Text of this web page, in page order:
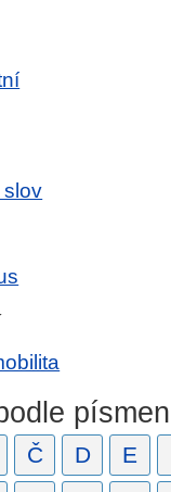
písmen
Č D E